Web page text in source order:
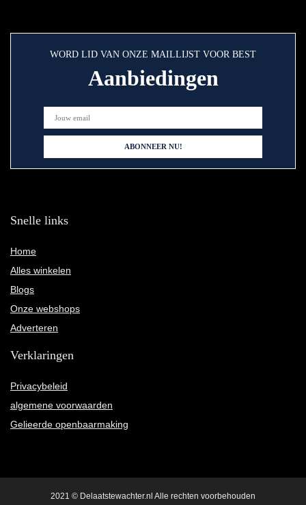
WORD LID VAN ONZE MAILLIJST VOOR BEST
Aanbiedingen
Snelle links
Home
Alles winkelen
Blogs
Onze webshops
Adverteren
Verklaringen
Privacybeleid
algemene voorwaarden
Gelieerde openbaarmaking
2021 © Delaatstewachter.nl Alle rechten voorbehouden